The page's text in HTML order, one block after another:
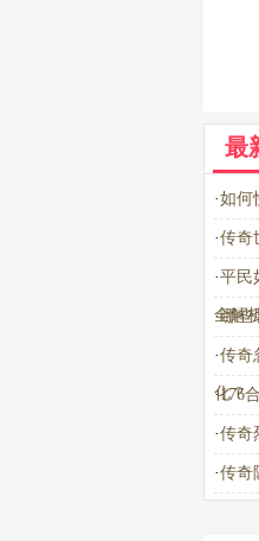
最
·如何
·传奇
·平民
全解
·哪些
·传奇
化？
·176
·传奇
·传奇